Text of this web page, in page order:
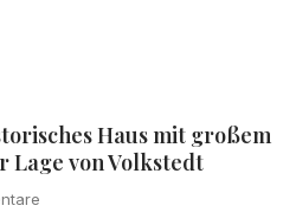
Haus mit großem
von Volkstedt